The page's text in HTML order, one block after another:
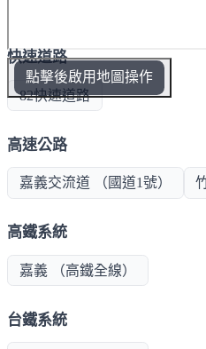
點擊後啟用地圖操作
快速道路
82快速道路
高速公路
嘉義交流道 （國道1號）
高鐵系統
嘉義 （高鐵全線）
台鐵系統